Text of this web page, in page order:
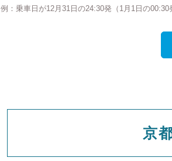
例：乗車日が12月31日の24:30発（1月1日の
京